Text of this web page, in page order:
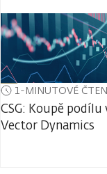
1-MINUTOVÉ
CSG: Koupě
Vector Dynamics